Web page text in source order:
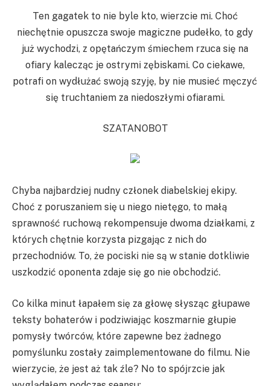
Ten gagatek to nie byle kto, wierzcie mi. Choć
niechętnie opuszcza swoje magiczne pudełko, to gdy
już wychodzi, z opętańczym śmiechem rzuca się na
ofiary kalecząc je ostrymi zębiskami. Co ciekawe,
potrafi on wydłużać swoją szyję, by nie musieć męczyć
się truchtaniem za niedoszłymi ofiarami.
SZATANOBOT
Chyba najbardziej nudny członek diabelskiej ekipy.
Choć z poruszaniem się u niego nietęgo, to małą
sprawność ruchową rekompensuje dwoma działkami, z
których chętnie korzysta pizgając z nich do
przechodniów. To, że pociski nie są w stanie dotkliwie
uszkodzić oponenta zdaje się go nie obchodzić.
Co kilka minut łapałem się za głowę słysząc głupawe
teksty bohaterów i podziwiając koszmarnie głupie
pomysły twórców, które zapewne bez żadnego
pomyślunku zostały zaimplementowane do filmu. Nie
wierzycie, że jest aż tak źle? No to spójrzcie jak